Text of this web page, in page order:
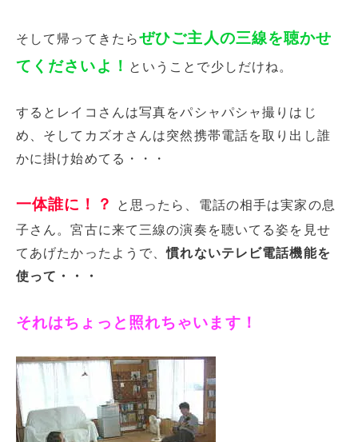
そして帰ってきたらぜひご主人の三線を聴かせ
てくださいよ！ ということで少しだけね。
するとレイコさんは写真をパシャパシャ撮りはじ
め、そしてカズオさんは突然携帯電話を取り出し誰
かに掛け始めてる・・・
一体誰に！？
と思ったら、電話の相手は実家の息
子さん。宮古に来て三線の演奏を聴いてる姿を見せ
てあげたかったようで、慣れないテレビ電話機能を
使って・・・
それはちょっと照れちゃいます！